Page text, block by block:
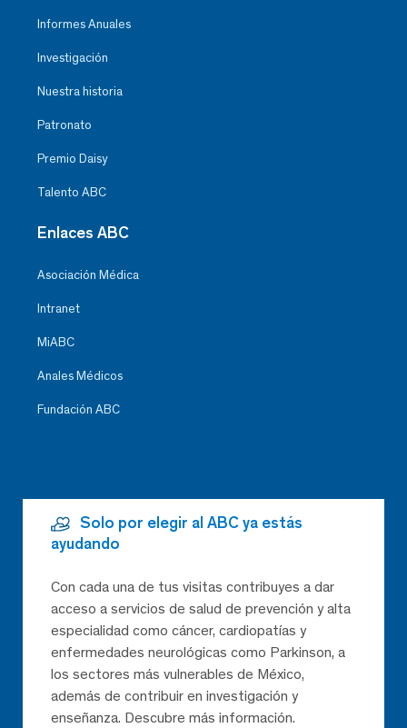
Informes Anuales
Investigación
Nuestra historia
Patronato
Premio Daisy
Talento ABC
Enlaces ABC
Asociación Médica
Intranet
MiABC
Anales Médicos
Fundación ABC
Solo por elegir al ABC ya estás
ayudando
Con cada una de tus visitas contribuyes a dar
acceso a servicios de salud de prevención y alta
especialidad como cáncer, cardiopatías y
enfermedades neurológicas como Parkinson, a
los sectores más vulnerables de México,
además de contribuir en investigación y
enseñanza. Descubre más información.